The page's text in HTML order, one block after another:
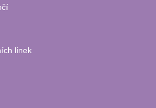
linek